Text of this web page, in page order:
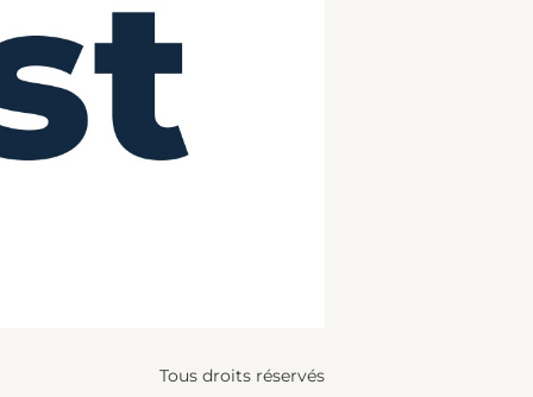
Tous droits réservés